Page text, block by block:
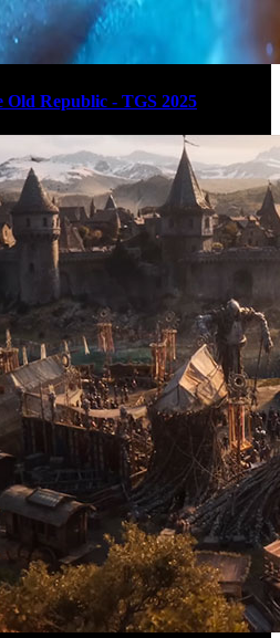
Old Republic - TGS 2025